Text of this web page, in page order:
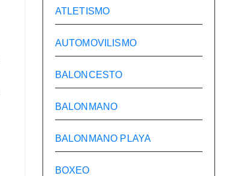
ATLETISMO
AUTOMOVILISMO
BALONCESTO
BALONMANO
BALONMANO PLAYA
BOXEO